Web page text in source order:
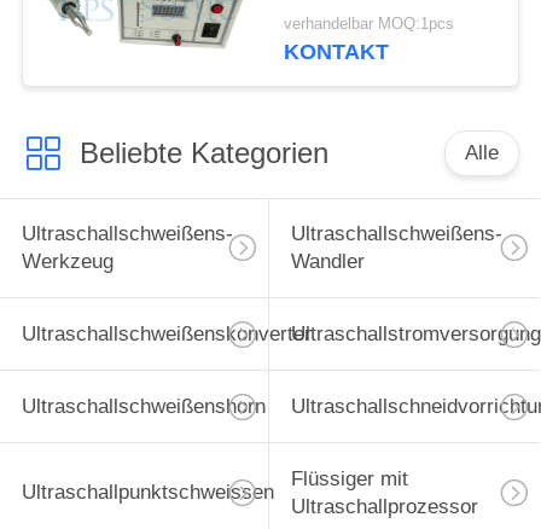
verhandelbar MOQ:1pcs
KONTAKT
Beliebte Kategorien Alle
Ultraschallschweißens-
Werkzeug
Ultraschallschweißens-
Wandler
UltraschallschweißenskonverterUltraschallstromversorgung
Ultraschallschweißenshorn
Ultraschallpunktschweissen
Flüssiger mit
Ultraschallprozessor